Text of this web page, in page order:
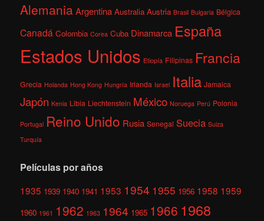
AlemaniaArgentina Australia Austria Brasil Bulgaria Bélgica
Canadá Colombia Corea Cuba Dinamarca España
Estados Unidos Etiopía Filipinas Francia
Grecia Holanda Hong Kong Hungría Irlanda Israel Italia Jamaica
Japón Kenia Libia Liechtenstein México Noruega Perú Polonia
Portugal Reino Unido Rusia Senegal Suecia Suiza
Turquía
Películas por años
1935 1939 1940 1941 1953 1954 1955 1956 1958 1959
1960 1961 1962 1963 1964 1965 1966 1968